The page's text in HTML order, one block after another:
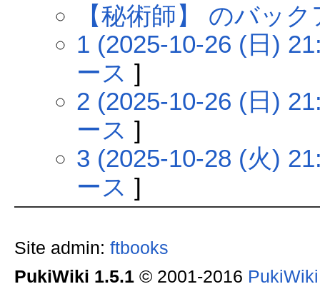
【秘術師】 のバッ
1 (2025-10-26 (日)
ース ]
2 (2025-10-26 (日)
ース ]
3 (2025-10-28 (火)
ース ]
Site admin: ftbooks
PukiWiki 1.5.1© 2001-2016